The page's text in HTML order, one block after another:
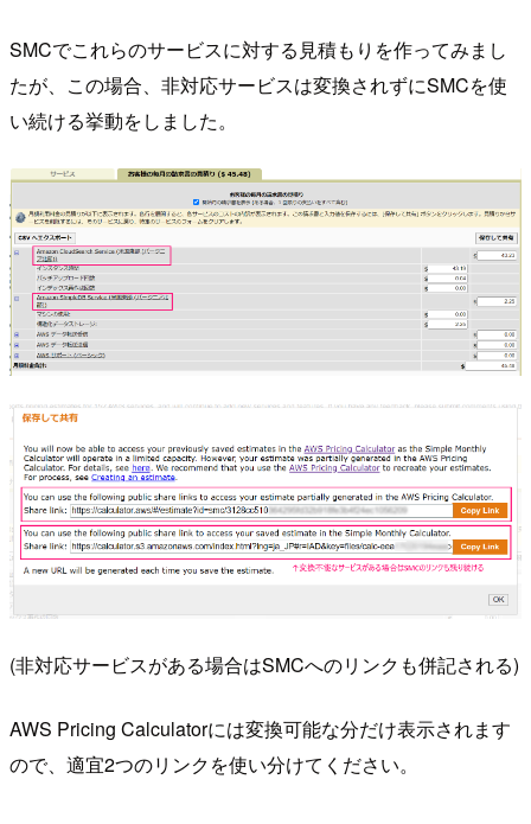
SMCでこれらのサービスに対する見積もりを作ってみまし
たが、この場合、非対応サービスは変換されずにSMCを使
い続ける挙動をしました。
(非対応サービスがある場合はSMCへのリンクも併記される)
AWS Pricing Calculatorには変換可能な分だけ表示されます
ので、適宜2つのリンクを使い分けてください。